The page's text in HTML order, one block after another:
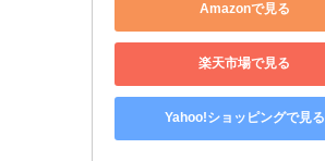
Amazonで見る
楽天市場で見る
Yahoo!ショッピングで見る